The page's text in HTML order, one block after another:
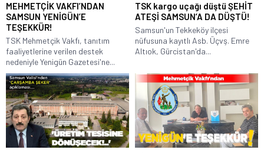
MEHMETÇİK VAKFI’NDAN
SAMSUN YENİGÜN’E
TEŞEKKÜR!
TSK Mehmetçik Vakfı, tanıtım
faaliyetlerine verilen destek
nedeniyle Yenigün Gazetesi'ne...
TSK kargo uçağı düştü ŞEHİT
ATEŞİ SAMSUN’A DA DÜŞTÜ!
Samsun'un Tekkeköy ilçesi
nüfusuna kayıtlı Asb. Üçvş. Emre
Altıok, Gürcistan'da...